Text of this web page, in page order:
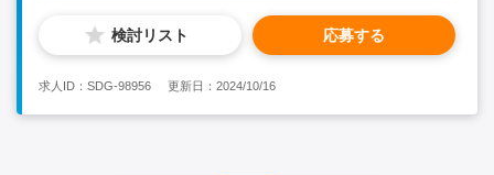
携わっていただきます。また、仕事のできる方には能力に見合っ
たチャンスを提供できればと思いますので、ぜひ一緒に頑張りま
しょう。 <Necessary Skill / Experience > ・英会話 ビジネスレ
扱える方 ・インドで２年以上継続して働く意思をお持ちの方
<Preferable Skill / Experience> ・海外での就業経験、または長
検討リスト 応募する
求人ID：SDG-98956 更新日：2024/10/16